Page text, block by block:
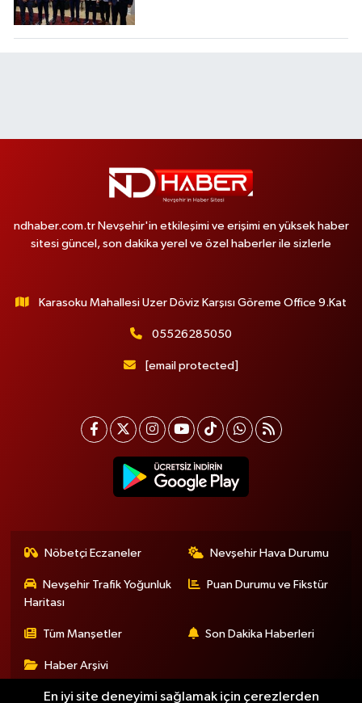
ndhaber.com.tr Nevşehir'in etkileşimi ve erişimi en yüksek haber
sitesi güncel, son dakika yerel ve özel haberler ile sizlerle
Karasoku Mahallesi Uzer Döviz Karşısı Göreme Office 9.Kat
05526285050
[email protected]
Nöbetçi Eczaneler Nevşehir Hava Durumu
Nevşehir Trafik Yoğunluk
Haritası
Puan Durumu ve Fikstür
Tüm Manşetler Son Dakika Haberleri
Haber Arşivi
En iyi site deneyimi sağlamak için çerezlerden